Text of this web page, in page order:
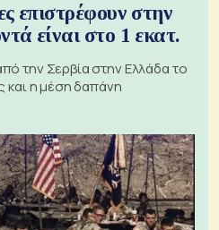
επιστρέφουν στην
είναι στο 1 εκατ.
την Σερβία στην Ελλάδα το
και η μέση δαπάνη